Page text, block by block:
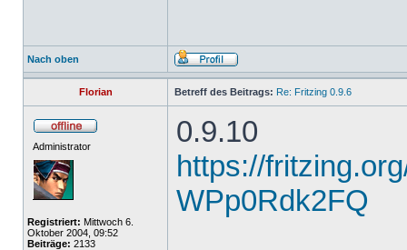
Nach oben
Florian Betreff des Beitrags: Re: Fritzing 0.9.6
Administrator
Registriert: Mittwoch 6.
Oktober 2004, 09:52
Beiträge: 2133
0.9.10
https://
WPp0Rdk2FQ